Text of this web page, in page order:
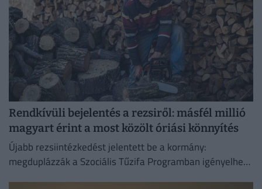
Rendkívüli bejelentés a rezsiről: másfél millió
magyart érint a most közölt óriási könnyítés
Újabb rezsiintézkedést jelentett be a kormány:
megduplázzák a Szociális Tűzifa Programban igényelhető